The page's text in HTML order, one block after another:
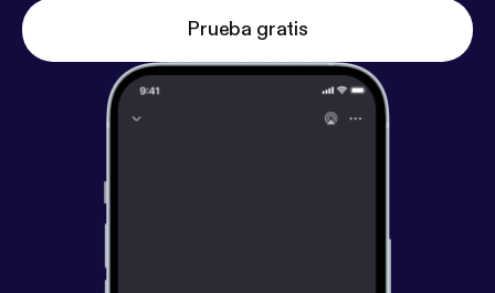
Prueba gratis